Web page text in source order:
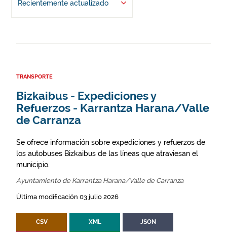
Recientemente actualizado
TRANSPORTE
Bizkaibus - Expediciones y
Refuerzos - Karrantza Harana/Valle
de Carranza
Se ofrece información sobre expediciones y refuerzos de
los autobuses Bizkaibus de las líneas que atraviesan el
municipio.
Ayuntamiento de Karrantza Harana/Valle de Carranza
Última modificación 03 julio 2026
CSV XML JSON